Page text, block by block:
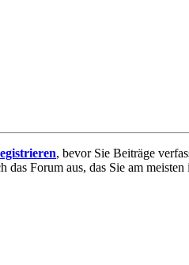
, bevor Sie Beiträge
Forum aus, das Sie am meisten